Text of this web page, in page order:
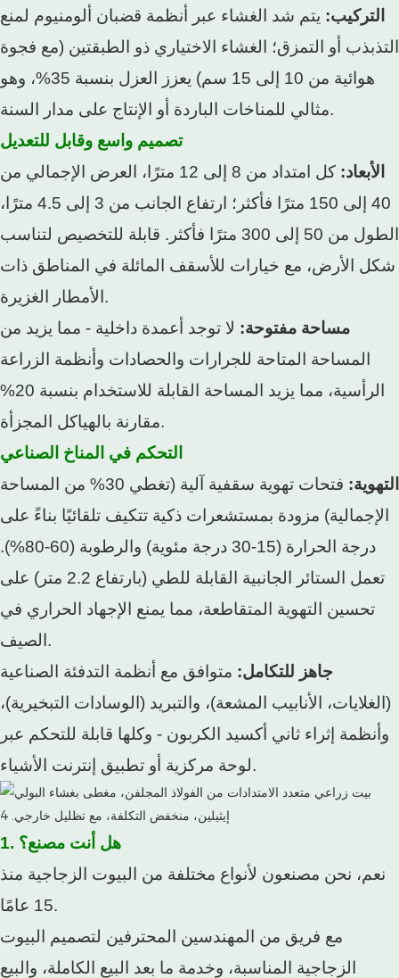
التركيب: يتم شد الغشاء عبر أنظمة قضبان ألومنيوم لمنع
التذبذب أو التمزق؛ الغشاء الاختياري ذو الطبقتين (مع فجوة
هوائية من 10 إلى 15 سم) يعزز العزل بنسبة 35%، وهو
مثالي للمناخات الباردة أو الإنتاج على مدار السنة.
تصميم واسع وقابل للتعديل
الأبعاد:
كل امتداد من 8 إلى 12 مترًا، العرض الإجمالي من
40 إلى 150 مترًا فأكثر؛ ارتفاع الجانب من 3 إلى 4.5 مترًا،
الطول من 50 إلى 300 مترًا فأكثر. قابلة للتخصيص لتناسب
شكل الأرض، مع خيارات للأسقف المائلة في المناطق ذات
الأمطار الغزيرة.
مساحة مفتوحة: لا توجد أعمدة داخلية - مما يزيد من
المساحة المتاحة للجرارات والحصادات وأنظمة الزراعة
الرأسية، مما يزيد المساحة القابلة للاستخدام بنسبة 20%
مقارنة بالهياكل المجزأة.
التحكم في المناخ الصناعي
التهوية:
فتحات تهوية سقفية آلية (تغطي 30% من المساحة
الإجمالية) مزودة بمستشعرات ذكية تتكيف تلقائيًا بناءً على
درجة الحرارة (15-30 درجة مئوية) والرطوبة (60-80%).
تعمل الستائر الجانبية القابلة للطي (بارتفاع 2.2 متر) على
تحسين التهوية المتقاطعة، مما يمنع الإجهاد الحراري في
الصيف.
جاهز للتكامل: متوافق مع أنظمة التدفئة الصناعية
(الغلايات، الأنابيب المشعة)، والتبريد (الوسادات التبخيرية)،
وأنظمة إثراء ثاني أكسيد الكربون - وكلها قابلة للتحكم عبر
لوحة مركزية أو تطبيق إنترنت الأشياء.
1. هل أنت مصنع؟
نعم، نحن مصنعون لأنواع مختلفة من البيوت الزجاجية منذ
15 عامًا.
مع فريق من المهندسين المحترفين لتصميم البيوت
الزجاجية المناسبة، وخدمة ما بعد البيع الكاملة، والبيع